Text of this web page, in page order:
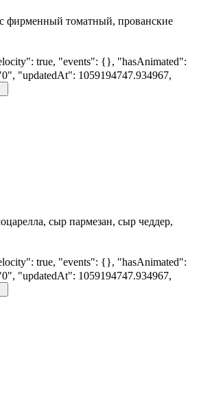
фирменный томатный, прованские
true, "events": {}, "hasAnimated":
"updatedAt": 1059194747.934967,
сыр пармезан, сыр чеддер,
true, "events": {}, "hasAnimated":
"updatedAt": 1059194747.934967,